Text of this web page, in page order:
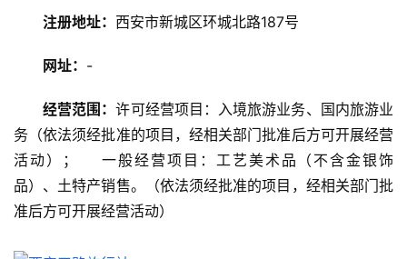
热
门
景
点
旅
注册地址： 西安市新城区环城北路187号
网址： -
经营范围：许可经营项目：入境旅游业务、国内旅游业
务（依法须经批准的项目，经相关部门批准后方可开展经营
活动）；    一般经营项目：工艺美术品（不含金银饰
品）、土特产销售。（依法须经批准的项目，经相关部门批
准后方可开展经营活动）